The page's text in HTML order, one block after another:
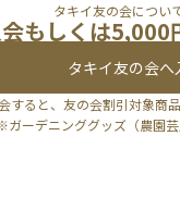
タキイ友の会につい
もしくは5,000
タキイ友の会へ
すると、友の会割引対象商
※ガーデニンググッズ（農園